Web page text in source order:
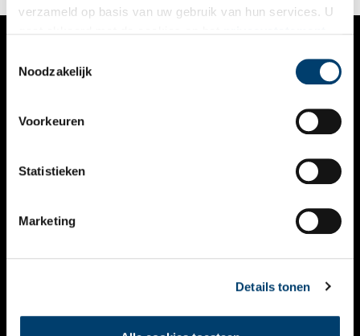
verzameld op basis van uw gebruik van hun services. U
Noodzakelijk
Voorkeuren
Statistieken
Marketing
Details tonen
VERHALEN
KALENDER
THEMA’S
VIDEO’S
CONTACT